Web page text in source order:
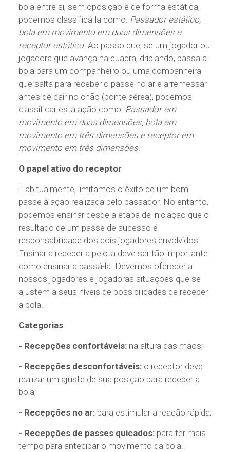
bola entre si, sem oposição e de forma estática,
podemos classificá-la como: Passador estático,
bola em movimento em duas dimensões e
receptor estático. Ao passo que, se um jogador ou
jogadora que avança na quadra, driblando, passa a
bola para um companheiro ou uma companheira
que salta para receber o passe no ar e arremessar
antes de cair no chão (ponte aérea), podemos
classificar esta ação como: Passador em
movimento em duas dimensões, bola em
movimento em três dimensões e receptor em
movimento em três dimensões.
O papel ativo do receptor
Habitualmente, limitamos o êxito de um bom
passe à ação realizada pelo passador. No entanto,
podemos ensinar desde a etapa de iniciação que o
resultado de um passe de sucesso é
responsabilidade dos dois jogadores envolvidos.
Ensinar a receber a pelota deve ser tão importante
como ensinar a passá-la. Devemos oferecer a
nossos jogadores e jogadoras situações que se
ajustem a seus níveis de possibilidades de receber
a bola.
Categorias
- Recepções confortáveis:na altura das mãos;
- Recepções desconfortáveis:o receptor deve
realizar um ajuste de sua posição para receber a
bola;
- Recepções no ar:para estimular a reação rápida;
- Recepções de passes quicados:para ter mais
tempo para antecipar o movimento da bola.